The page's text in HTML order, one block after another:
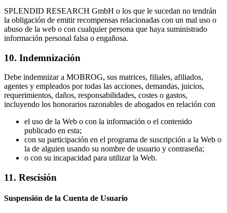
SPLENDID RESEARCH GmbH o los que le sucedan no tendrán
la obligación de emitir recompensas relacionadas con un mal uso o
abuso de la web o con cualquier persona que haya suministrado
información personal falsa o engañosa.
10. Indemnización
Debe indemnizar a MOBROG, sus matrices, filiales, afiliados,
agentes y empleados por todas las acciones, demandas, juicios,
requerimientos, daños, responsabilidades, costes o gastos,
incluyendo los honorarios razonables de abogados en relación con
el uso de la Web o con la información o el contenido
publicado en esta;
con su participación en el programa de suscripción a la Web o
la de alguien usando su nombre de usuario y contraseña;
o con su incapacidad para utilizar la Web.
11. Rescisión
Suspensión de la Cuenta de Usuario